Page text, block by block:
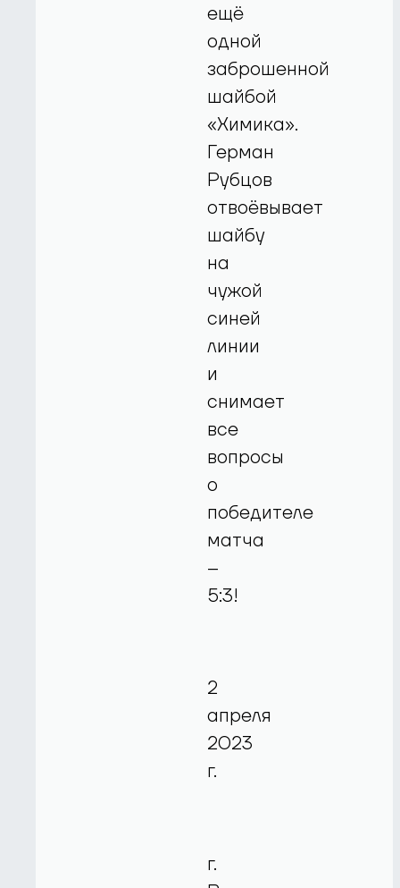
ещё
одной
заброшенной
шайбой
«Химика».
Герман
Рубцов
отвоёвывает
шайбу
на
чужой
синей
линии
и
снимает
все
вопросы
о
победителе
матча
–
5:3!
2
апреля
2023
г.
г.